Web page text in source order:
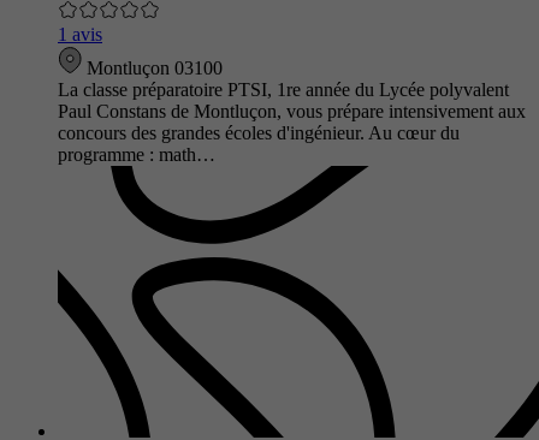
1 avis
Montluçon 03100
La classe préparatoire PTSI, 1re année du Lycée polyvalent
Paul Constans de Montluçon, vous prépare intensivement aux
concours des grandes écoles d'ingénieur. Au cœur du
programme : math…